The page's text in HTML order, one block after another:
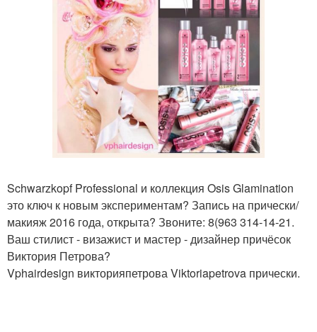
Schwarzkopf Professional и коллекция Osis Glamination
это ключ к новым экспериментам? Запись на прически/
макияж 2016 года, открыта? Звоните: 8(963 314-14-21.
Ваш стилист - визажист и мастер - дизайнер причёсок
Виктория Петрова?
Vphairdesign викторияпетрова Viktoriapetrova прически.